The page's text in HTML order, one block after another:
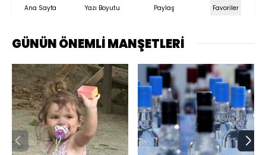
Ana Sayfa Yazı Boyutu Paylaş Favoriler
GÜNÜN ÖNEMLİ MANŞETLERİ